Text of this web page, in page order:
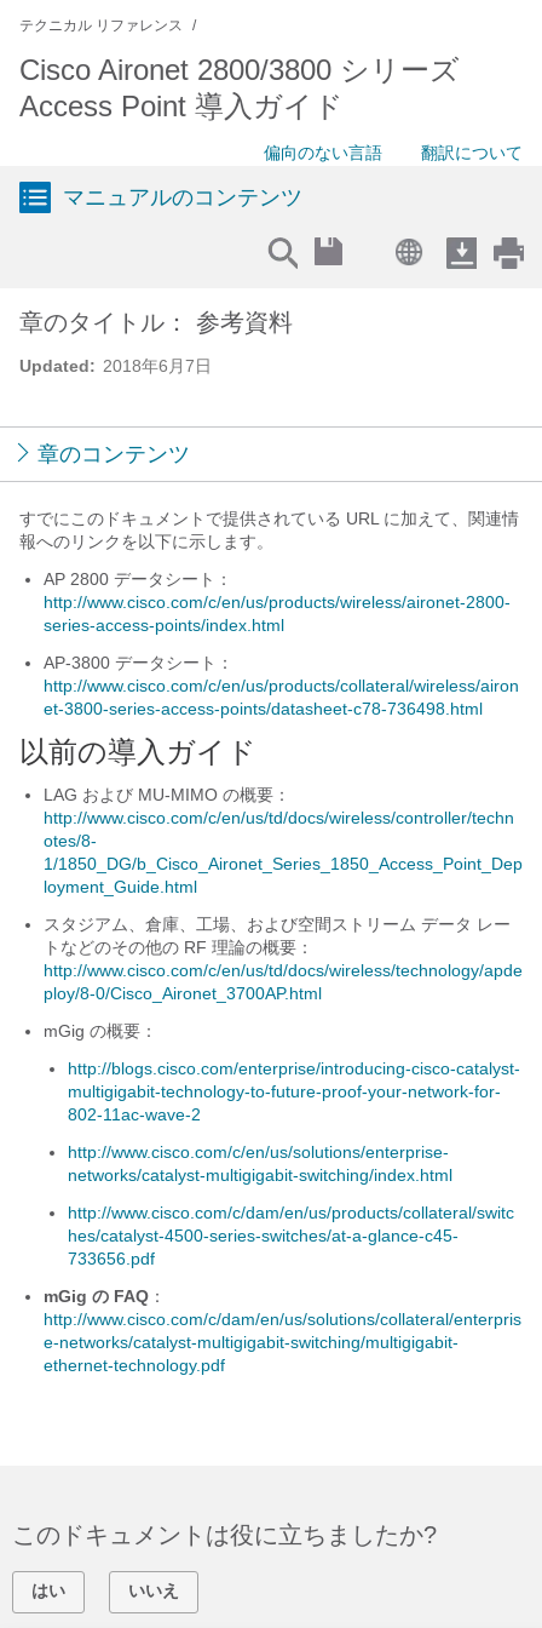
テクニカル リファレンス
Cisco Aironet 2800/3800 シリーズ
Access Point 導入ガイド
偏向のない言語 翻訳について
マニュアルのコンテンツ
Updated: 2018年6月7日
章のタイトル： 参考資料
章のコンテンツ
すでにこのドキュメントで提供されている URL に加えて、関連情
報へのリンクを以下に示します。
AP 2800 データシート：
http://www.cisco.com/c/en/us/products/wireless/aironet-2800-
series-access-points/index.html
AP-3800 データシート：
http://www.cisco.com/c/en/us/products/collateral/wireless/airon
et-3800-series-access-points/datasheet-c78-736498.html
以前の導入ガイド
LAG および MU-MIMO の概要：
http://www.cisco.com/c/en/us/td/docs/wireless/controller/techn
otes/8-
1/1850_DG/b_Cisco_Aironet_Series_1850_Access_Point_Dep
loyment_Guide.html
スタジアム、倉庫、工場、および空間ストリーム データ レー
トなどのその他の RF 理論の概要：
http://www.cisco.com/c/en/us/td/docs/wireless/technology/apde
ploy/8-0/Cisco_Aironet_3700AP.html
mGig の概要：
http://blogs.cisco.com/enterprise/introducing-cisco-catalyst-
multigigabit-technology-to-future-proof-your-network-for-
802-11ac-wave-2
http://www.cisco.com/c/en/us/solutions/enterprise-
networks/catalyst-multigigabit-switching/index.html
http://www.cisco.com/c/dam/en/us/products/collateral/switc
hes/catalyst-4500-series-switches/at-a-glance-c45-
733656.pdf
mGig の FAQ ：
http://www.cisco.com/c/dam/en/us/solutions/collateral/enterpris
e-networks/catalyst-multigigabit-switching/multigigabit-
ethernet-technology.pdf
このドキュメントは役に立ちましたか?
はい いいえ